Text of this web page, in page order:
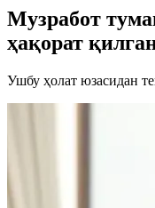
Музработ
ҳақорат
Ушбу ҳолат юзасидан